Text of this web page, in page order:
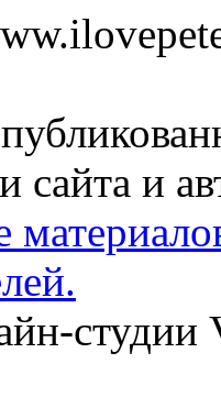
сайта и
студии